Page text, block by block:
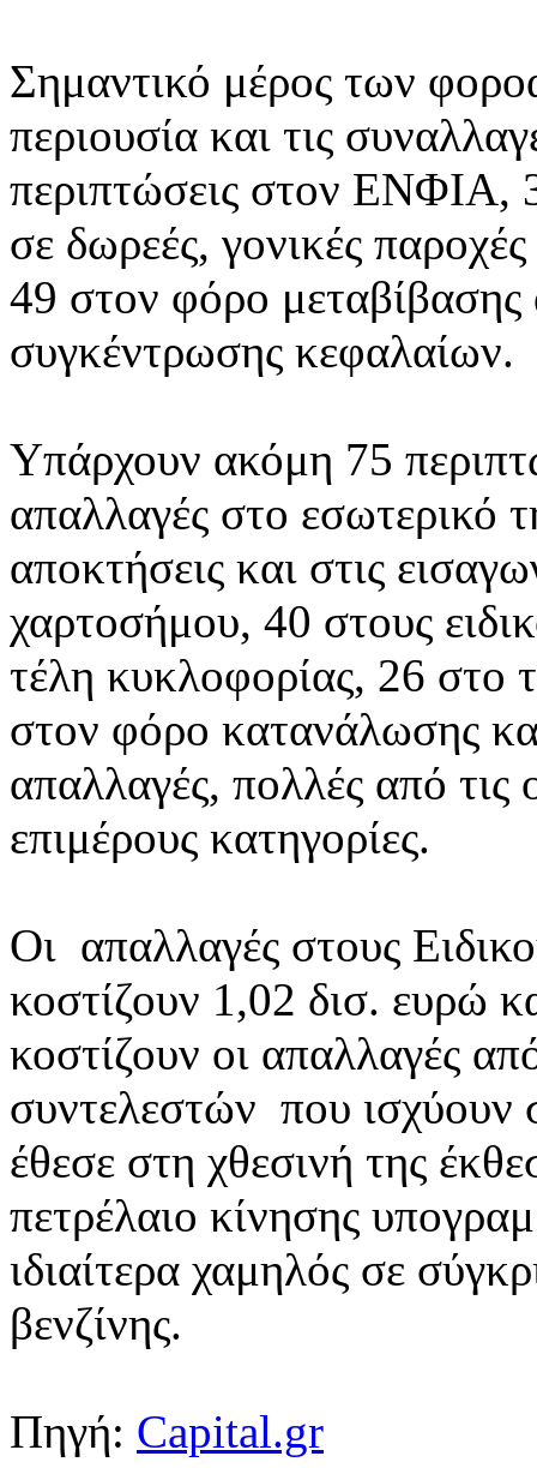
Σημαντικό μέρος των
περιουσία και τις
περιπτώσεις στον ΕΝΦΙΑ,
σε δωρεές, γονικές
49 στον φόρο
συγκέντρωσης κεφαλαίων.
Υπάρχουν ακόμη 75
απαλλαγές στο εσωτερικό
αποκτήσεις και στις
χαρτοσήμου, 40 στους
τέλη κυκλοφορίας, 26 στο
στον φόρο κατανάλωσης
απαλλαγές, πολλές από τις
επιμέρους κατηγορίες.
Οι απαλλαγές στους
κοστίζουν 1,02 δισ. ευρώ
κοστίζουν οι απαλλαγές
συντελεστών που ισχύουν
έθεσε στη χθεσινή της
πετρέλαιο κίνησης
ιδιαίτερα χαμηλός σε
βενζίνης.
Πηγή: Capital.gr